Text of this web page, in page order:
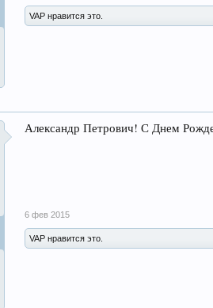
VAP нравится это.
Александр Петрович! С Днем
6 фев 2015
VAP нравится это.